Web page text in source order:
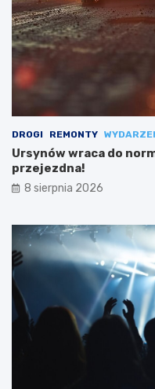
DROGI REMONTY
Ursynów wraca do
przejezdna!
8 sierpnia 2026